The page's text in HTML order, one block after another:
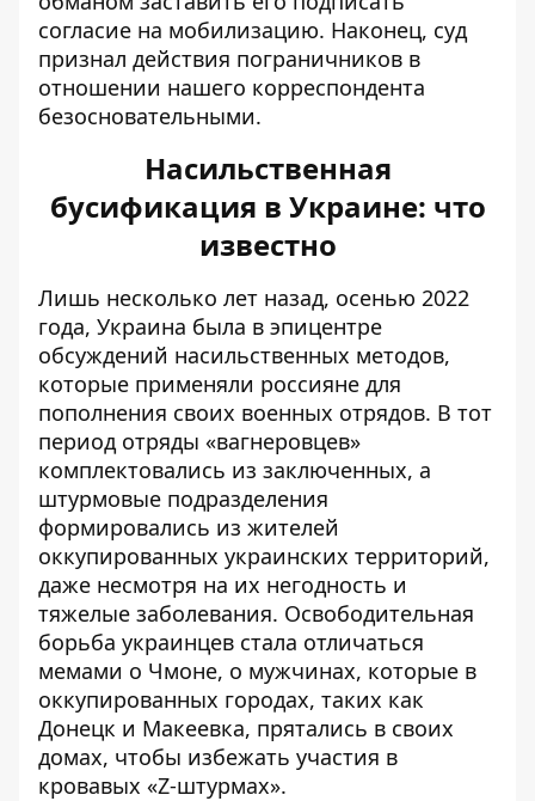
согласие на мобилизацию. Наконец, суд
признал действия пограничников в
отношении нашего корреспондента
безосновательными.
Насильственная
бусификация в Украине: что
известно
Лишь несколько лет назад, осенью 2022
года, Украина была в эпицентре
обсуждений насильственных методов,
которые применяли россияне для
пополнения своих военных отрядов. В тот
период отряды «вагнеровцев»
комплектовались из заключенных, а
штурмовые подразделения
формировались из жителей
оккупированных украинских территорий,
даже несмотря на их негодность и
тяжелые заболевания. Освободительная
борьба украинцев стала отличаться
мемами о Чмоне, о мужчинах, которые в
оккупированных городах, таких как
Донецк и Макеевка, прятались в своих
домах, чтобы избежать участия в
кровавых «Z-штурмах».